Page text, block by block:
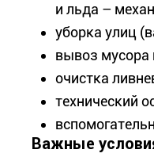
и льда –
уборка улиц
вывоз мусора
очистка
технический
Важные